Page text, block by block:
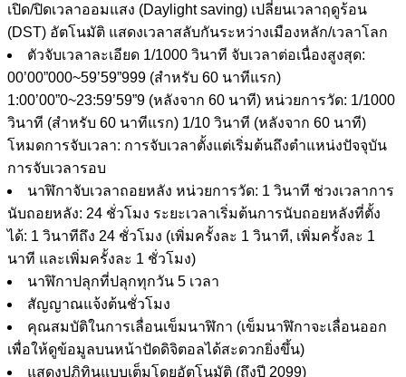
เปิด/ปิดเวลาออมแสง (Daylight saving) เปลี่ยนเวลาฤดูร้อน
(DST) อัตโนมัติ แสดงเวลาสลับกันระหว่างเมืองหลัก/เวลาโลก
ตัวจับเวลาละเอียด 1/1000 วินาที จับเวลาต่อเนื่องสูงสุด:
00’00”000~59’59”999 (สำหรับ 60 นาทีแรก)
1:00’00”0~23:59’59”9 (หลังจาก 60 นาที) หน่วยการวัด: 1/1000
วินาที (สำหรับ 60 นาทีแรก) 1/10 วินาที (หลังจาก 60 นาที)
โหมดการจับเวลา: การจับเวลาตั้งแต่เริ่มต้นถึงตำแหน่งปัจจุบัน
การจับเวลารอบ
นาฬิกาจับเวลาถอยหลัง หน่วยการวัด: 1 วินาที ช่วงเวลาการ
นับถอยหลัง: 24 ชั่วโมง ระยะเวลาเริ่มต้นการนับถอยหลังที่ตั้ง
ได้: 1 วินาทีถึง 24 ชั่วโมง (เพิ่มครั้งละ 1 วินาที, เพิ่มครั้งละ 1
นาที และเพิ่มครั้งละ 1 ชั่วโมง)
นาฬิกาปลุกที่ปลุกทุกวัน 5 เวลา
สัญญาณแจ้งต้นชั่วโมง
คุณสมบัติในการเลื่อนเข็มนาฬิกา (เข็มนาฬิกาจะเลื่อนออก
เพื่อให้ดูข้อมูลบนหน้าปัดดิจิตอลได้สะดวกยิ่งขึ้น)
แสดงปฏิทินแบบเต็มโดยอัตโนมัติ (ถึงปี 2099)